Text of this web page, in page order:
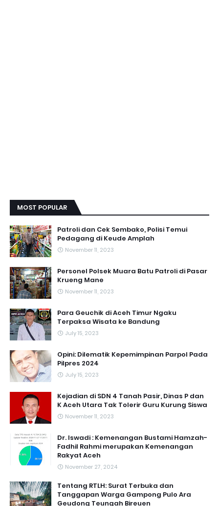
MOST POPULAR
Patroli dan Cek Sembako, Polisi Temui
Pedagang di Keude Amplah
November 11, 2023
Personel Polsek Muara Batu Patroli di Pasar
Krueng Mane
November 11, 2023
Para Geuchik di Aceh Timur Ngaku
Terpaksa Wisata ke Bandung
July 15, 2023
Opini: Dilematik Kepemimpinan Parpol Pada
Pilpres 2024
July 15, 2023
Kejadian di SDN 4 Tanah Pasir, Dinas P dan
K Aceh Utara Tak Tolerir Guru Kurung Siswa
November 11, 2023
Dr. Iswadi : Kemenangan Bustami Hamzah-
Fadhil Rahmi merupakan Kemenangan
Rakyat Aceh
November 27, 2024
Tentang RTLH: Surat Terbuka dan
Tanggapan Warga Gampong Pulo Ara
Geudong Teungah Bireuen